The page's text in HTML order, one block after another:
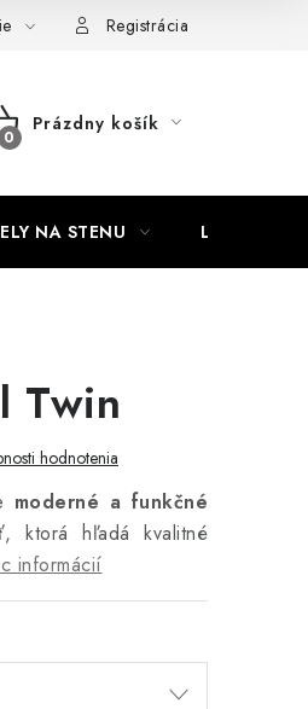
produkty
Registrácia
Prázdny košík
NA STENU LAMELOVÉ
Twin
hodnotenia
moderné a funkčné
ktorá hľadá kvalitné
informácií